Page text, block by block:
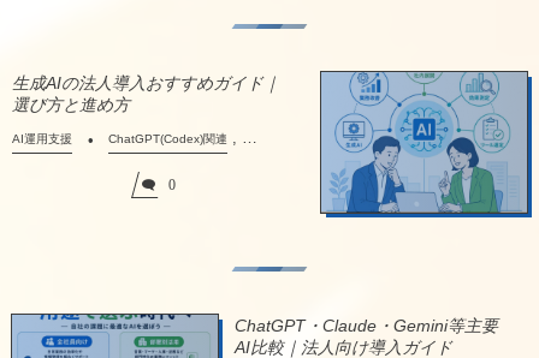
生成AIの法人導入おすすめガイド｜
選び方と進め方
AI運用支援 ChatGPT(Codex)関連 , …
0
ChatGPT・Claude・Gemini等主要
AI比較｜法人向け導入ガイド